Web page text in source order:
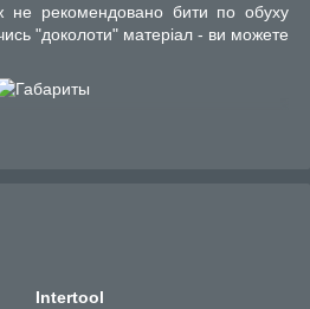
не рекомендовано бити по обуху
"доколоти" матеріал - ви можете
Intertool